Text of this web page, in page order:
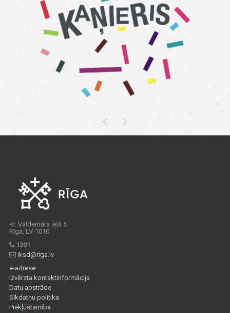
Kr. Valdemāra ielā 5
Rīga, LV-1010
1201
iksd@riga.lv
e-adrese
Izvērsta kontaktinformācija
Datu apstrāde
Sīkdatņu politika
Piekļūstamība